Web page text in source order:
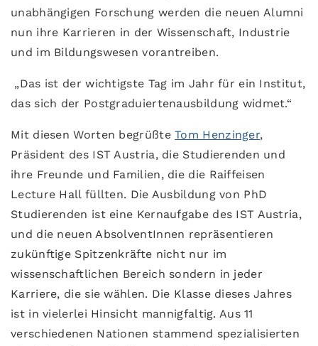
unabhängigen Forschung werden die neuen Alumni
nun ihre Karrieren in der Wissenschaft, Industrie
und im Bildungswesen vorantreiben.
„Das ist der wichtigste Tag im Jahr für ein Institut,
das sich der Postgraduiertenausbildung widmet.“
Mit diesen Worten begrüßteTom Henzinger,
Präsident des IST Austria, die Studierenden und
ihre Freunde und Familien, die die Raiffeisen
Lecture Hall füllten. Die Ausbildung von PhD
Studierenden ist eine Kernaufgabe des IST Austria,
und die neuen AbsolventInnen repräsentieren
zukünftige Spitzenkräfte nicht nur im
wissenschaftlichen Bereich sondern in jeder
Karriere, die sie wählen. Die Klasse dieses Jahres
ist in vielerlei Hinsicht mannigfaltig. Aus 11
verschiedenen Nationen stammend spezialisierten